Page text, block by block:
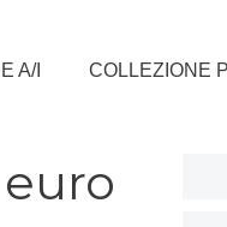
A/I COLLEZIONE